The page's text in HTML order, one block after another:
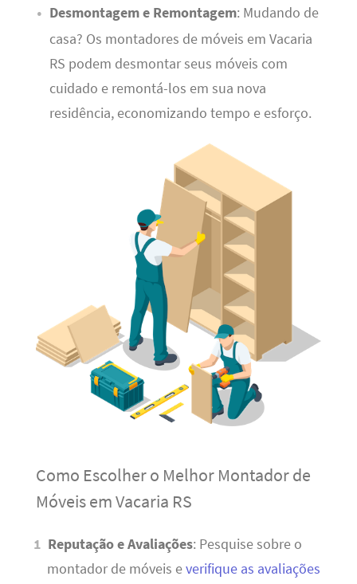
Desmontagem e Remontagem: Mudando de
casa? Os montadores de móveis em Vacaria
RS podem desmontar seus móveis com
cuidado e remontá-los em sua nova
residência, economizando tempo e esforço.
Como Escolher o Melhor Montador de
Móveis em Vacaria RS
Reputação e Avaliações: Pesquise sobre o
montador de móveis everifique as avaliações